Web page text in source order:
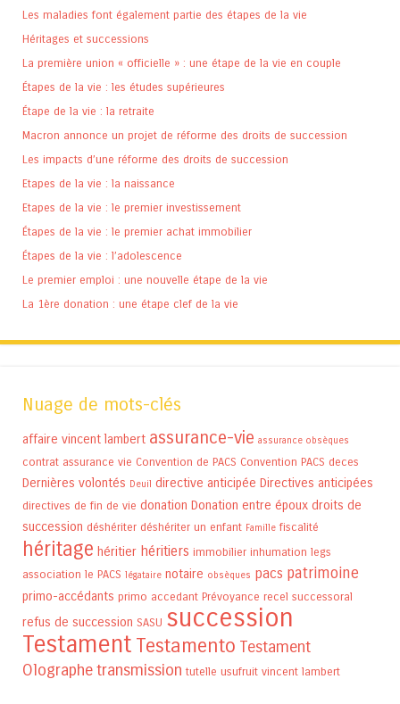
Les maladies font également partie des étapes de la vie
Héritages et successions
La première union « officielle » : une étape de la vie en couple
Étapes de la vie : les études supérieures
Étape de la vie : la retraite
Macron annonce un projet de réforme des droits de succession
Les impacts d’une réforme des droits de succession
Etapes de la vie : la naissance
Etapes de la vie : le premier investissement
Étapes de la vie : le premier achat immobilier
Étapes de la vie : l’adolescence
Le premier emploi : une nouvelle étape de la vie
La 1ère donation : une étape clef de la vie
Nuage de mots-clés
affaire vincent lambert assurance-vie assurance obsèques
contrat assurance vie Convention de PACS Convention PACS deces
Dernières volontés Deuil directive anticipée Directives anticipées
directives de fin de vie donation Donation entre époux droits de
succession déshériter déshériter un enfant Famille fiscalité
héritage héritier héritiers immobilier inhumation legs
association le PACS légataire notaire obsèques pacs patrimoine
primo-accédants primo accedant Prévoyance recel successoral
refus de succession SASU succession
Testament Testamento Testament
Olographetransmission tutelle usufruit vincent lambert